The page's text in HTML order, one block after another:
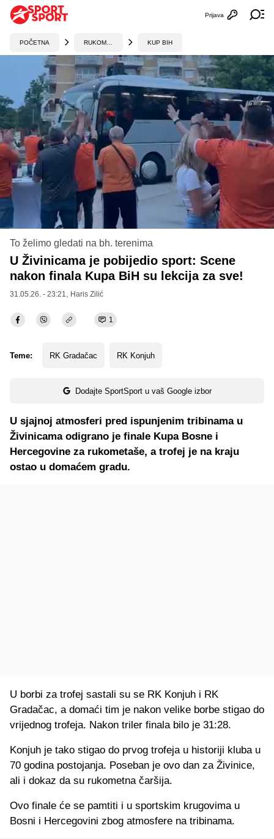
Otvori
Prijava
POČETNA KUP BIH
To želimo gledati na bh. terenima
U Živinicama je pobijedio sport: Scene
nakon finala Kupa BiH su lekcija za sve!
31.05.26. - 23:21, Haris Zilić
1
Teme: RK Gradačac RK Konjuh
Dodajte SportSport u vaš Google izbor
U sjajnoj atmosferi pred ispunjenim tribinama u
Živinicama odigrano je finale Kupa Bosne i
Hercegovine za rukometaše, a trofej je na kraju
ostao u domaćem gradu.
U borbi za trofej sastali su se RK Konjuh i RK
Gradačac, a domaći tim je nakon velike borbe stigao do
vrijednog trofeja. Nakon triler finala bilo je 31:28.
Konjuh je tako stigao do prvog trofeja u historiji kluba u
70 godina postojanja. Poseban je ovo dan za Živinice,
ali i dokaz da su rukometna čaršija.
Ovo finale će se pamtiti i u sportskim krugovima u
Bosni i Hercegovini zbog atmosfere na tribinama.